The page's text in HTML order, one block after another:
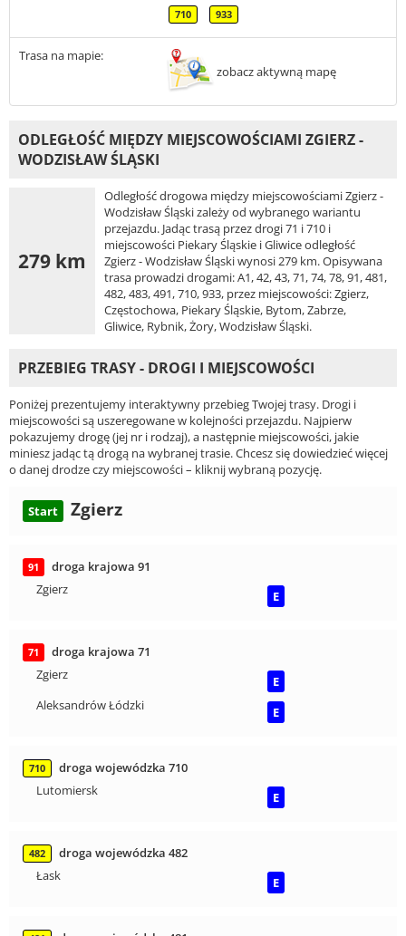
710 933
Trasa na mapie:
zobacz aktywną mapę
ODLEGŁOŚĆ MIĘDZY MIEJSCOWOŚCIAMI ZGIERZ -
WODZISŁAW ŚLĄSKI
279 km
Odległość drogowa między miejscowościami Zgierz -
Wodzisław Śląski zależy od wybranego wariantu
przejazdu. Jadąc trasą przez drogi 71 i 710 i
miejscowości Piekary Śląskie i Gliwice odległość
Zgierz - Wodzisław Śląski wynosi 279 km. Opisywana
trasa prowadzi drogami: A1, 42, 43, 71, 74, 78, 91, 481,
482, 483, 491, 710, 933, przez miejscowości: Zgierz,
Częstochowa, Piekary Śląskie, Bytom, Zabrze,
Gliwice, Rybnik, Żory, Wodzisław Śląski.
PRZEBIEG TRASY - DROGI I MIEJSCOWOŚCI
Poniżej prezentujemy interaktywny przebieg Twojej trasy. Drogi i
miejscowości są uszeregowane w kolejności przejazdu. Najpierw
pokazujemy drogę (jej nr i rodzaj), a następnie miejscowości, jakie
miniesz jadąc tą drogą na wybranej trasie. Chcesz się dowiedzieć więcej
o danej drodze czy miejscowości – kliknij wybraną pozycję.
Start Zgierz
91
droga krajowa 91
Zgierz
E
71
droga krajowa 71
Zgierz
E
Aleksandrów Łódzki
E
710
droga wojewódzka 710
Lutomiersk
E
482
droga wojewódzka 482
Łask
E